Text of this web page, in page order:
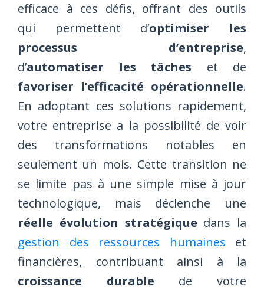
efficace à ces défis, offrant des outils
qui permettent d’optimiser les
processus d’entreprise,
d’automatiser les tâches et de
favoriser l’efficacité opérationnelle.
En adoptant ces solutions rapidement,
votre entreprise a la possibilité de voir
des transformations notables en
seulement un mois. Cette transition ne
se limite pas à une simple mise à jour
technologique, mais déclenche une
réelle évolution stratégique dans la
gestion des ressources humaines et
financières, contribuant ainsi à la
croissance durable de votre